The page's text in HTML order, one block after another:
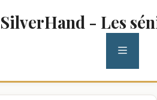
SilverHand - Les
MENU